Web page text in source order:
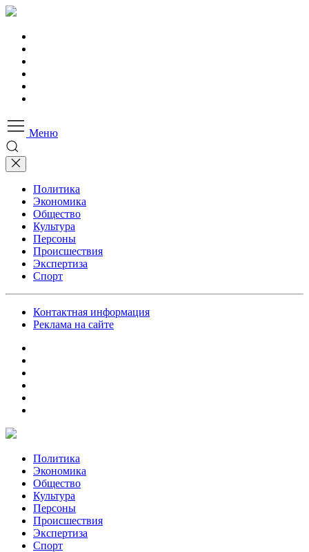
Меню
Политика
Экономика
Общество
Культура
Персоны
Происшествия
Экспертиза
Спорт
Контактная информация
Реклама на сайте
Политика
Экономика
Общество
Культура
Персоны
Происшествия
Экспертиза
Спорт